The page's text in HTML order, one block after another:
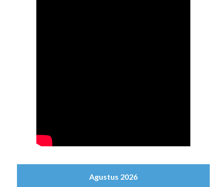
Agustus 2026